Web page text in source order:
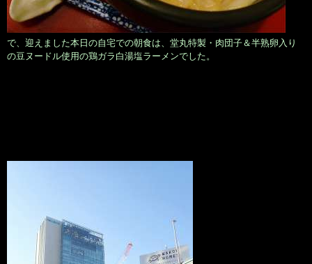
で、迎えました本日の自宅での朝食は、堂丸特製・肉団子＆半熟卵入り
の豆ヌードル使用の鶏ガラ白湯塩ラーメンでした。